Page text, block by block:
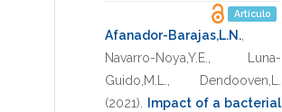
Artículo
Afanador-Barajas,L.N.
Navarro-Noya,Y.E.
Luna-
Guido,M.L.
Dendooven,L.
(2021)
Impact of a bacterial